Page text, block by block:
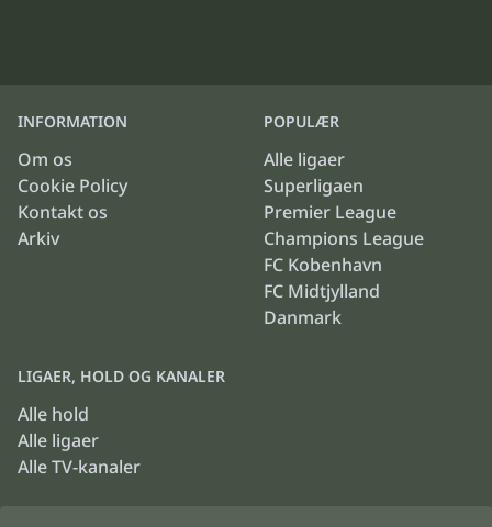
INFORMATION
Om os
Cookie Policy
Kontakt os
Arkiv
POPULÆR
Alle ligaer
Superligaen
Premier League
Champions League
FC Kobenhavn
FC Midtjylland
Danmark
LIGAER, HOLD OG KANALER
Alle hold
Alle ligaer
Alle TV-kanaler